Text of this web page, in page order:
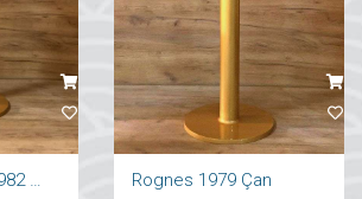
Pepe Le Moko 1982 Çan Rognes 1979 Çan